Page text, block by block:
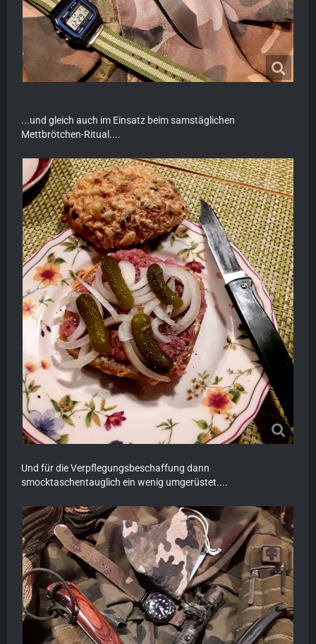
...und gleich auch im Einsatz beim samstäglichen
Mettbrötchen-Ritual....
Und für die Verpflegungsbeschaffung dann
smocktaschentauglich ein wenig umgerüstet....